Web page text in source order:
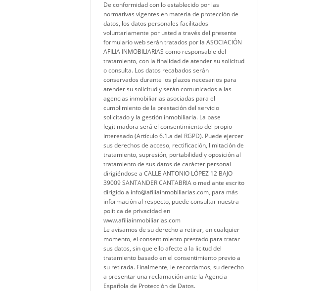
De conformidad con lo establecido por las
normativas vigentes en materia de protección de
datos, los datos personales facilitados
voluntariamente por usted a través del presente
formulario web serán tratados por la ASOCIACIÓN
AFILIA INMOBILIARIAS como responsable del
tratamiento, con la finalidad de atender su solicitud
o consulta. Los datos recabados serán
conservados durante los plazos necesarios para
atender su solicitud y serán comunicados a las
agencias inmobiliarias asociadas para el
cumplimiento de la prestación del servicio
solicitado y la gestión inmobiliaria. La base
legitimadora será el consentimiento del propio
interesado (Artículo 6.1.a del RGPD). Puede ejercer
sus derechos de acceso, rectificación, limitación de
tratamiento, supresión, portabilidad y oposición al
tratamiento de sus datos de carácter personal
dirigiéndose a CALLE ANTONIO LÓPEZ 12 BAJO
39009 SANTANDER CANTABRIA o mediante escrito
dirigido a info@afiliainmobiliarias.com, para más
información al respecto, puede consultar nuestra
política de privacidad en
www.afiliainmobiliarias.com
Le avisamos de su derecho a retirar, en cualquier
momento, el consentimiento prestado para tratar
sus datos, sin que ello afecte a la licitud del
tratamiento basado en el consentimiento previo a
su retirada. Finalmente, le recordamos, su derecho
a presentar una reclamación ante la Agencia
Española de Protección de Datos.